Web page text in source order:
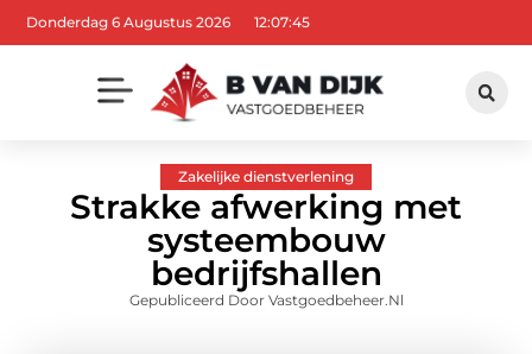
Donderdag 6 Augustus 2026 12:07:46
Zakelijke dienstverlening
Strakke afwerking met
systeembouw
bedrijfshallen
Gepubliceerd Door Vastgoedbeheer.nl